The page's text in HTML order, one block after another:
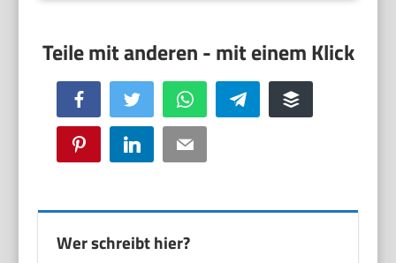
Facebook Twitter WhatsApp Telegram Buffer
Pinterest LinkedIn Email
Wer schreibt hier?